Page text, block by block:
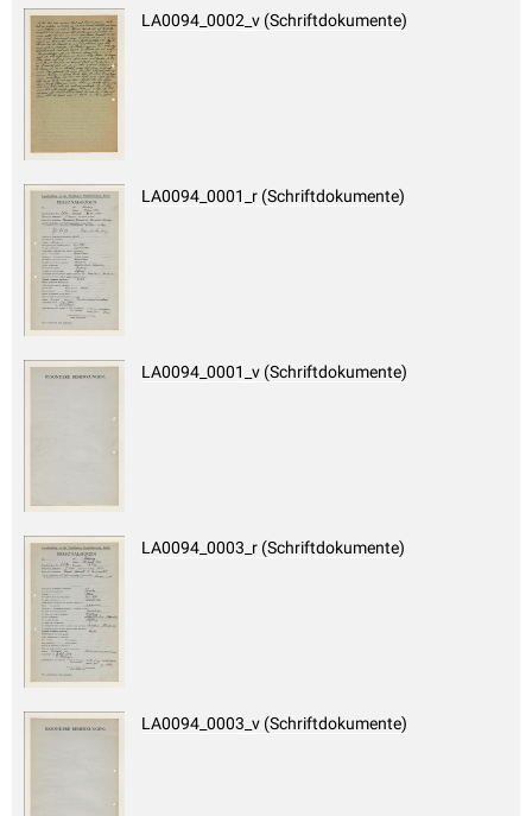
LA0094_0002_v (Schriftdokumente)
LA0094_0001_r (Schriftdokumente)
LA0094_0001_v (Schriftdokumente)
LA0094_0003_r (Schriftdokumente)
LA0094_0003_v (Schriftdokumente)